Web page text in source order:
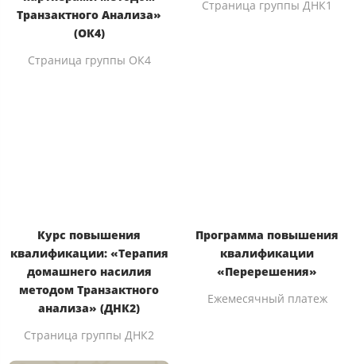
Транзактного Анализа»
(ОК4)
Страница группы ОК4
Страница группы ДНК1
Курс повышения
квалификации: «Терапия
домашнего насилия
методом Транзактного
анализа» (ДНК2)
Страница группы ДНК2
Программа повышения
квалификации
«Перерешения»
Ежемесячный платеж